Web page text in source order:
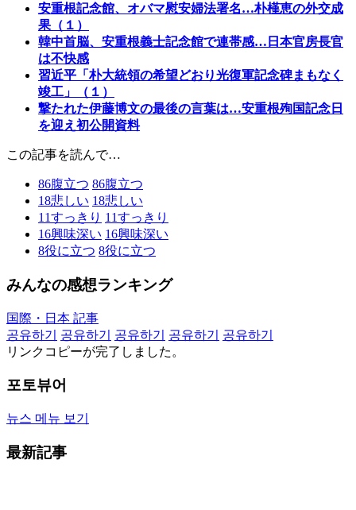
安重根記念館、オバマ慰安婦法署名…朴槿恵の外交成
果（１）
韓中首脳、安重根義士記念館で連帯感…日本官房長官
は不快感
習近平「朴大統領の希望どおり光復軍記念碑まもなく
竣工」（１）
撃たれた伊藤博文の最後の言葉は…安重根殉国記念日
を迎え初公開資料
この記事を読んで…
86腹立つ 86腹立つ
18悲しい 18悲しい
11すっきり 11すっきり
16興味深い 16興味深い
8役に立つ 8役に立つ
みんなの感想ランキング
国際・日本 記事
공유하기
공유하기 공유하기 공유하기
공유하기
リンクコピーが完了しました。
포토뷰어
뉴스 메뉴 보기
最新記事